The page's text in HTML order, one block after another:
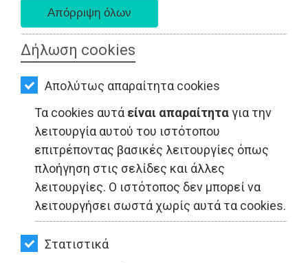
Δήλωση cookies
Απολύτως απαραίτητα cookies
Τα cookies αυτά είναι απαραίτηταγια την
λειτουργία αυτού του ιστότοπου
επιτρέποντας βασικές λειτουργίες όπως
πλοήγηση στις σελίδες και άλλες
λειτουργίες. Ο ιστότοπος δεν μπορεί να
λειτουργήσει σωστά χωρίς αυτά τα cookies.
Στατιστικά
ΤΟΠΙΚΗ
ΑΥΤΟΔΙΟΙΚΗΣΗ
ΟΙΚΟΝΟΜΙΑ
ΑΘΛΗΤΙΣΜΟΣ
ΠΟΛΙΤΙΣΜΟΣ
ΣΠΙΤΙ-
ΚΗΠΟΣ
ΥΓΕΙΑ
LIFESTYLE
ΤΟΠΙΚΗ ΑΥΤΟΔΙΟΙΚΗΣΗ - Παιανία